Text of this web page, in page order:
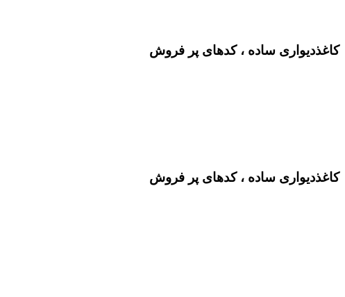
کاغذدیواری ساده ، کدهای پر فروش
کاغذدیواری ساده ، کدهای پر فروش